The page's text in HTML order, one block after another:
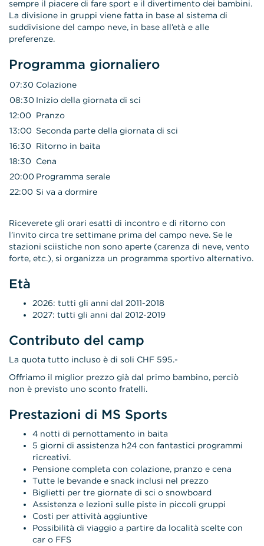
sempre il piacere di fare sport e il divertimento dei bambini.
La divisione in gruppi viene fatta in base al sistema di
suddivisione del campo neve, in base all’età e alle
preferenze.
Programma giornaliero
07:30 Colazione
08:30 Inizio della giornata di sci
12:00
Pranzo
13:00 Seconda parte della giornata di sci
16:30
Ritorno in baita
18:30
Cena
20:00 Programma serale
22:00 Si va a dormire
Riceverete gli orari esatti di incontro e di ritorno con
l’invito circa tre settimane prima del campo neve. Se le
stazioni sciistiche non sono aperte (carenza di neve, vento
forte, etc.), si organizza un programma sportivo alternativo.
Età
2026: tutti gli anni dal 2011-2018
2027: tutti gli anni dal 2012-2019
Contributo del camp
La quota tutto incluso è di soli CHF 595.-
Offriamo il miglior prezzo già dal primo bambino, perciò
non è previsto uno sconto fratelli.
Prestazioni di MS Sports
4 notti di pernottamento in baita
5 giorni di assistenza h24 con fantastici programmi
ricreativi.
Pensione completa con colazione, pranzo e cena
Tutte le bevande e snack inclusi nel prezzo
Biglietti per tre giornate di sci o snowboard
Assistenza e lezioni sulle piste in piccoli gruppi
Costi per attività aggiuntive
Possibilità di viaggio a partire da località scelte con
car o FFS